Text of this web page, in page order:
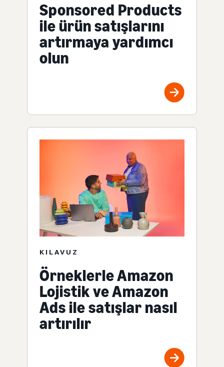
Sponsored Products
ile ürün satışlarını
artırmaya yardımcı
olun
KILAVUZ
Örneklerle Amazon
Lojistik ve Amazon
Ads ile satışlar nasıl
artırılır